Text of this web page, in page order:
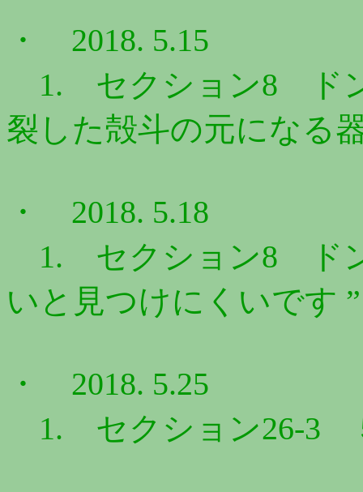
・ 2018. 5.15
1. セクション8 ドン
裂した殻斗の元になる
・ 2018. 5.18
1. セクション8 ドン
いと見つけにくいです
・ 2018. 5.25
1. セクション26-3